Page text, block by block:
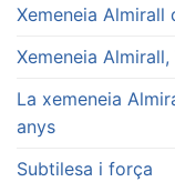
Xemeneia Almirall
Xemeneia
La xemeneia
anys
Subtilesa i força